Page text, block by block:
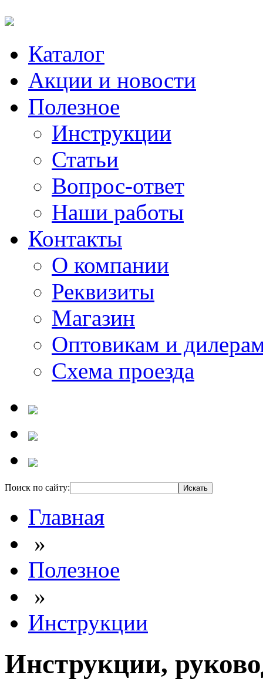
Каталог
Акции и новости
Полезное
Инструкции
Статьи
Вопрос-ответ
Наши работы
Контакты
О компании
Реквизиты
Магазин
Оптовикам и
Схема проезда
Поиск по сайту:
Главная
»
Полезное
»
Инструкции
Инструкции,